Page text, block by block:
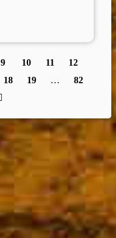
9 10 11
12
18 19 …
82